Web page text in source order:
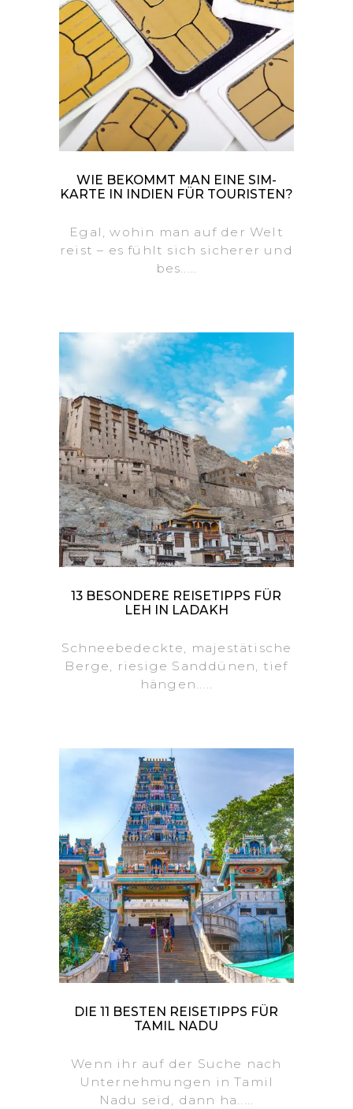
WIE BEKOMMT MAN EINE SIM-
KARTE IN INDIEN FÜR TOURISTEN?
Egal, wohin man auf der Welt
reist – es fühlt sich sicherer und
bes.....
13 BESONDERE REISETIPPS FÜR
LEH IN LADAKH
Schneebedeckte, majestätische
Berge, riesige Sanddünen, tief
hängen.....
DIE 11 BESTEN REISETIPPS FÜR
TAMIL NADU
Wenn ihr auf der Suche nach
Unternehmungen in Tamil
Nadu seid, dann ha.....